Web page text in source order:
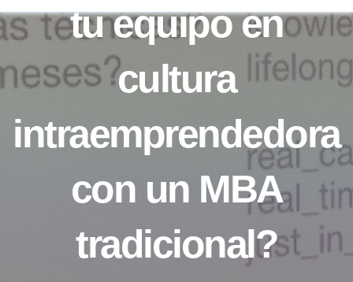
tu equipo en
cultura
intraemprendedora
con un MBA
tradicional?